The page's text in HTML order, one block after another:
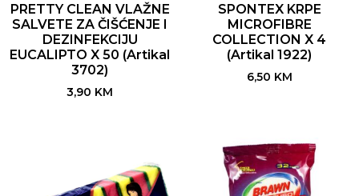
PRETTY CLEAN VLAŽNE
SALVETE ZA ČIŠĆENJE I
DEZINFEKCIJU
EUCALIPTO X 50 (Artikal
3702)
3,90 KM
SPONTEX KRPE
MICROFIBRE
COLLECTION X 4
(Artikal 1922)
6,50 KM